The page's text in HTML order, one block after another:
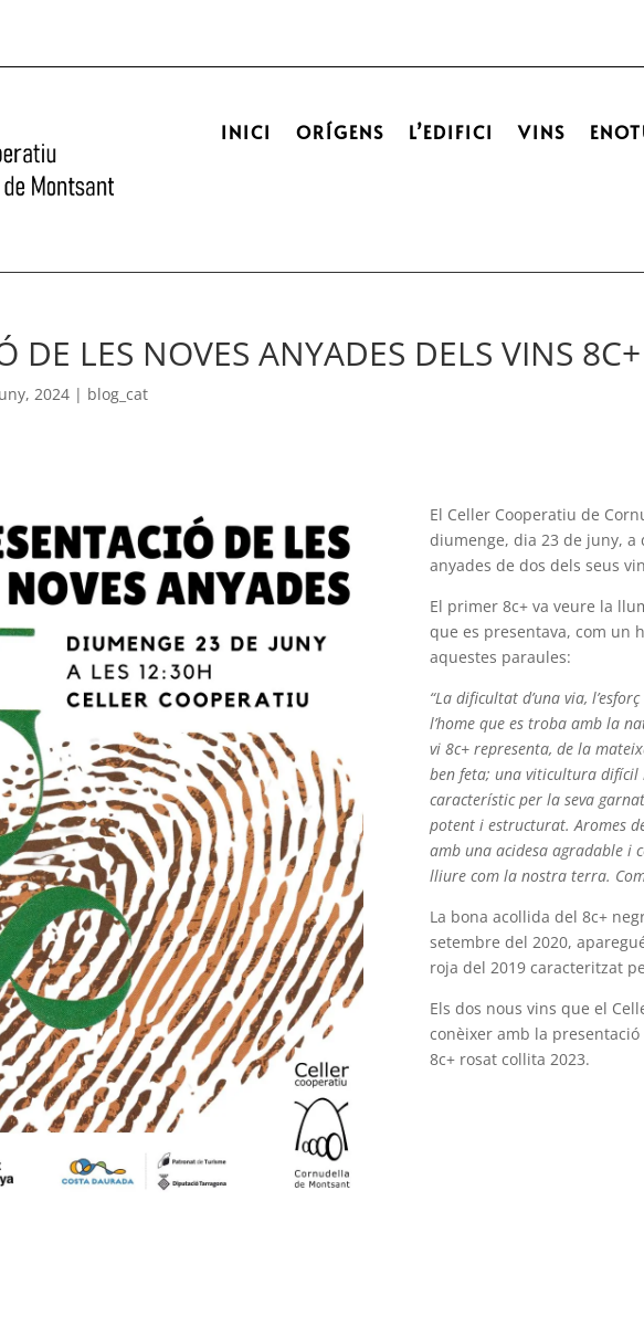
INICI ORÍGENS L’EDIFICI VINS
DE LES NOVES ANYADES DELS VINS 8C+
2024 | blog_cat
El Celler Cooperatiu de
diumenge, dia 23 de juny, a
anyades de dos dels seus
El primer 8c+ va veure la
que es presentava, com un
aquestes paraules:
“La dificultat d’una via,
l’home que es troba amb la
vi 8c+ representa, de la
ben feta; una viticultura
característic per la seva
potent i estructurat. Aromes
amb una acidesa agradable i
lliure com la nostra terra. Com
La bona acollida del 8c+
setembre del 2020,
roja del 2019 caracteritzat
Els dos nous vins que el
conèixer amb la
8c+ rosat collita 2023.